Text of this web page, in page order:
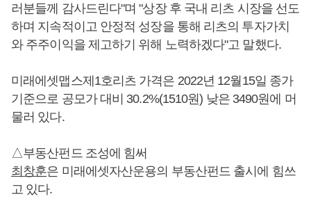
러분들께 감사드린다"며 "상장 후 국내 리츠 시장을 선도
하며 지속적이고 안정적 성장을 통해 리츠의 투자가치
와 주주이익을 제고하기 위해 노력하겠다"고 말했다.
미래에셋맵스제1호리츠 가격은 2022년 12월15일 종가
기준으로 공모가 대비 30.2%(1510원) 낮은 3490원에 머
물러 있다.
△부동산펀드 조성에 힘써
최창훈은 미래에셋자산운용의 부동산펀드 출시에 힘쓰
고 있다.